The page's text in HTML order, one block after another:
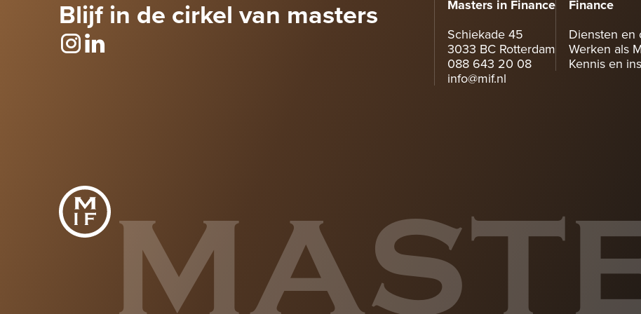
Blijf in de cirkel van masters Masters in Finance
Schiekade 45
3033 BC Rotterdam
088 643 20 08
info@mif.nl
Finance
Diensten en
Werken als
Kennis en